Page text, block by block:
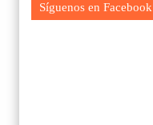
Síguenos en Facebook